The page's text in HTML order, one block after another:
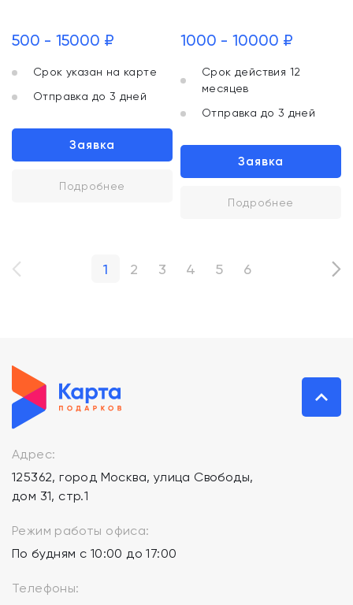
500 - 15000 ₽
Срок указан на карте
Отправка до 3 дней
Заявка
Подробнее
1000 - 10000 ₽
Срок действия 12
месяцев
Отправка до 3 дней
Заявка
Подробнее
1 2 3 4 5 6
Адрес:
125362, город Москва, улица Свободы,
дом 31, стр.1
Режим работы офиса:
По будням с 10:00 до 17:00
Телефоны: